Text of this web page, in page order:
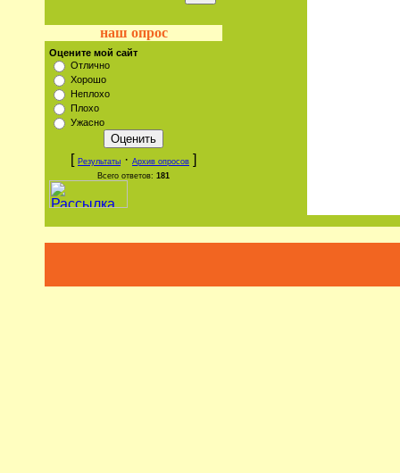
наш опрос
Оцените мой сайт
Отлично
Хорошо
Неплохо
Плохо
Ужасно
[ Результаты · Архив опросов ]
Всего ответов: 181